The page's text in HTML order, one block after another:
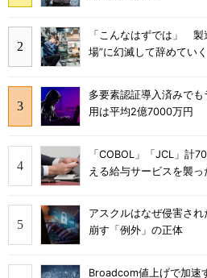
「こんなはずでは」 製
場”に幻滅して辞めていく
多要素認証導入済みで
用は平均2億7000万円
「COBOL」「JCL」
える給与サービスを襲っ
アスクルはなぜ侵害さ
崩す「例外」の正体
Broadcom値上げで加